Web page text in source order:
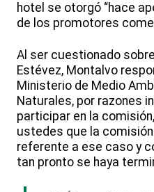
hotel se otorgó “hace
de los promotores
Al ser cuestionado
Estévez, Montalvo
Ministerio de Medio
Naturales, por razones
participar en la
ustedes que la
referente a ese caso y
tan pronto se haya